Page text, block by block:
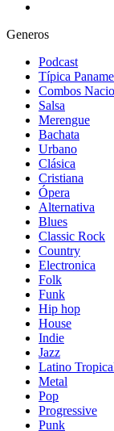
Generos
Podcast
Típica
Combos
Salsa
Merengue
Bachata
Urbano
Clásica
Cristiana
Ópera
Alternativa
Blues
Classic Rock
Country
Electronica
Folk
Funk
Hip hop
House
Indie
Jazz
Latino
Metal
Pop
Progressive
Punk